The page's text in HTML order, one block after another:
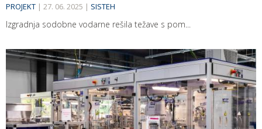
PROJEKT | 27. 06. 2025 | SISTEH
Izgradnja sodobne vodarne rešila težave s pom...